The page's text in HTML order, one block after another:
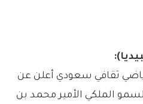
ثقافي سعودي أعلن عن
الملكي الأمير محمد بن